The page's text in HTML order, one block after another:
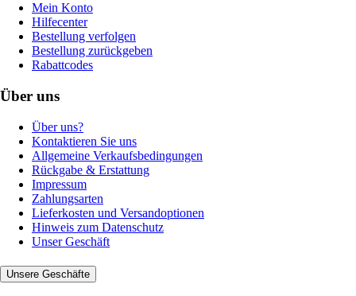
Mein Konto
Hilfecenter
Bestellung verfolgen
Bestellung zurückgeben
Rabattcodes
Über uns
Über uns?
Kontaktieren Sie uns
Allgemeine Verkaufsbedingungen
Rückgabe & Erstattung
Impressum
Zahlungsarten
Lieferkosten und Versandoptionen
Hinweis zum Datenschutz
Unser Geschäft
Unsere Geschäfte